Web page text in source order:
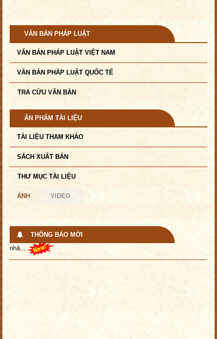
VĂN BẢN PHÁP LUẬT
VĂN BẢN PHÁP LUẬT VIỆT NAM
VĂN BẢN PHÁP LUẬT QUỐC TẾ
TRA CỨU VĂN BẢN
ẤN PHẨM TÀI LIỆU
TÀI LIỆU THAM KHẢO
SÁCH XUẤT BẢN
THƯ MỤC TÀI LIỆU
ẢNH VIDEO
THÔNG BÁO MỚI